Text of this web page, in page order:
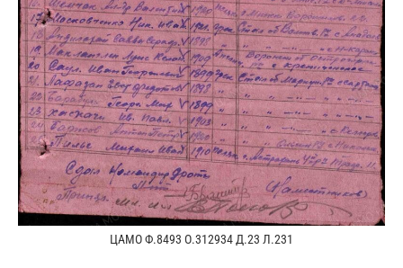
ЦАМО Ф.8493 О.312934 Д.23 Л.231